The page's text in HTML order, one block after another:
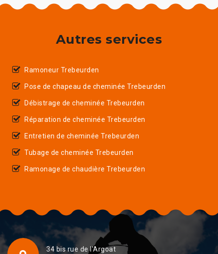
Autres services
Ramoneur Trebeurden
Pose de chapeau de cheminée Trebeurden
Débistrage de cheminée Trebeurden
Réparation de cheminée Trebeurden
Entretien de cheminée Trebeurden
Tubage de cheminée Trebeurden
Ramonage de chaudière Trebeurden
34 bis rue de l'Argoat